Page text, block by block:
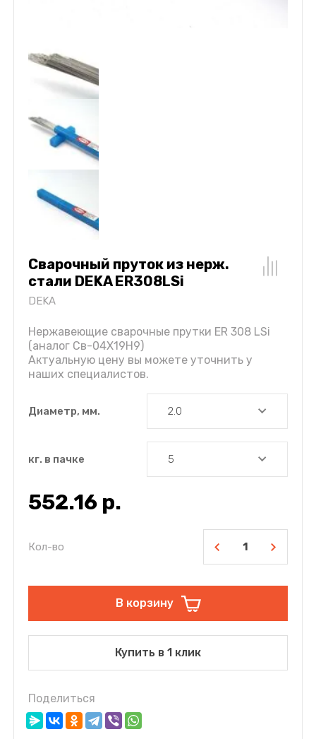
Сварочный пруток из нерж.
cтали DEKA ER308LSi
DEKA
Нержавеющие сварочные прутки ER 308 LSi
(аналог Св-04X19Н9)
Актуальную цену вы можете уточнить у
наших специалистов.
Диаметр, мм.
кг. в пачке
552.16 р.
Кол-во
В корзину
Купить в 1 клик
Поделиться